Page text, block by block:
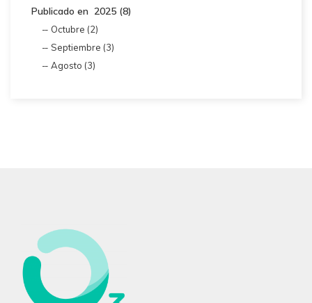
Publicado en 2025 (8)
Octubre (2)
Septiembre (3)
Agosto (3)